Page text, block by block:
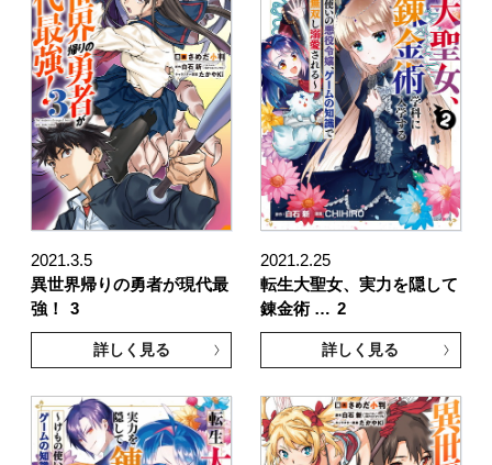
2021.3.5
異世界帰りの勇者が現代最
強！
3
詳しく見る
2021.2.25
転生大聖女、実力を隠して
錬金術 … 2
詳しく見る